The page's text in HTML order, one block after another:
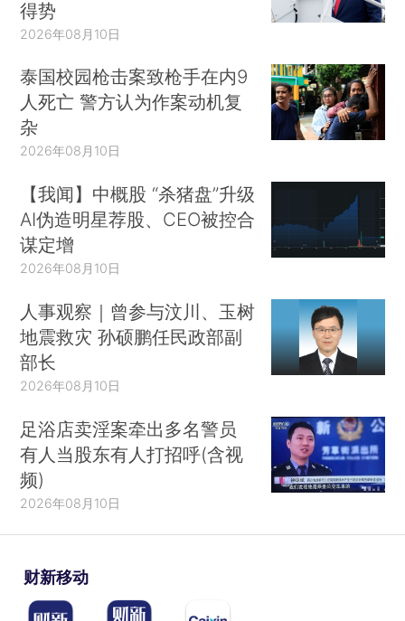
得势
2026年08月10日
泰国校园枪击案致枪手在内9
人死亡 警方认为作案动机复
杂
2026年08月10日
【我闻】中概股 “杀猪盘”升级
AI伪造明星荐股、CEO被控合
谋定增
2026年08月10日
人事观察｜曾参与汶川、玉树
地震救灾 孙硕鹏任民政部副
部长
2026年08月10日
足浴店卖淫案牵出多名警员
有人当股东有人打招呼(含视
频)
2026年08月10日
财新移动